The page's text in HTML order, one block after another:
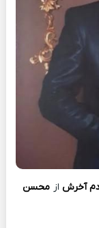
آخرش از محسن